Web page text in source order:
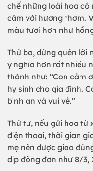
chế những loài hoa có
cảm với hương thơm.
màu tươi hơn như
Thứ ba, đừng quên lời
ý nghĩa hơn rất nhiều
thành như: “Con cảm
hy sinh cho gia đình.
bình an và vui vẻ.”
Thứ tư, nếu gửi hoa từ
điện thoại, thời gian
mẹ nên được giao
dịp đông đơn như 8/3,